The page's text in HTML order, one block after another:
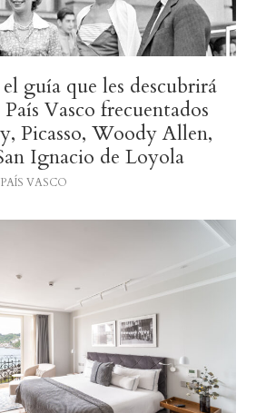
guía que les descubrirá
Vasco frecuentados
Picasso, Woody Allen,
Ignacio de Loyola
PAÍS VASCO